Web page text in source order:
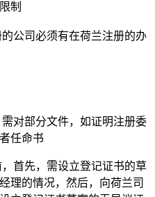
制
公司必须有在荷兰注册的办
对部分文件，如证明注册委
任命书
首先，需设立登记证书的草
理的情况，然后，向荷兰司